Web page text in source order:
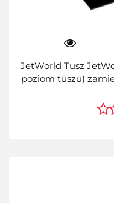
JetWorld Tusz
poziom tuszu)